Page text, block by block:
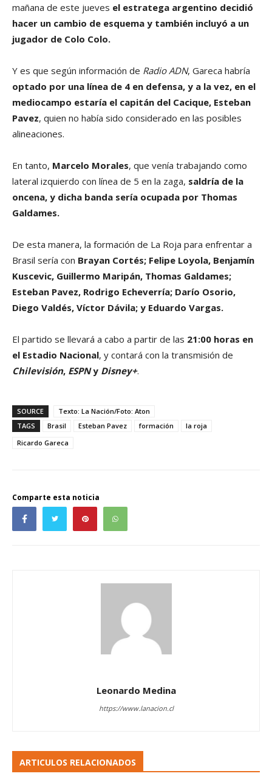
mañana de este jueves el estratega argentino decidió
hacer un cambio de esquema y también incluyó a un
jugador de Colo Colo.
Y es que según información de Radio ADN, Gareca habría
optado por una línea de 4 en defensa, y a la vez, en el
mediocampo estaría el capitán del Cacique, Esteban
Pavez, quien no había sido considerado en las posibles
alineaciones.
En tanto, Marcelo Morales, que venía trabajando como
lateral izquierdo con línea de 5 en la zaga, saldría de la
oncena, y dicha banda sería ocupada por Thomas
Galdames.
De esta manera, la formación de La Roja para enfrentar a
Brasil sería con Brayan Cortés; Felipe Loyola, Benjamín
Kuscevic, Guillermo Maripán, Thomas Galdames;
Esteban Pavez, Rodrigo Echeverría; Darío Osorio,
Diego Valdés, Víctor Dávila; y Eduardo Vargas.
El partido se llevará a cabo a partir de las 21:00 horas en
el Estadio Nacional, y contará con la transmisión de
Chilevisión, ESPNy Disney+.
SOURCE
Texto: La Nación/Foto: Aton
TAGS
Brasil Esteban Pavez formación
la roja
Ricardo Gareca
Comparte esta noticia
Leonardo Medina
https://www.lanacion.cl
ARTICULOS RELACIONADOS